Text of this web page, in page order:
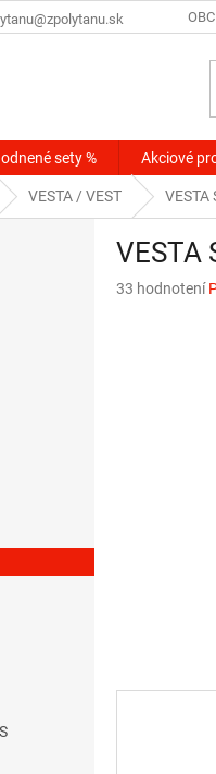
sety % Akciové
VESTA / VEST VESTA
VESTA
Priemerné
33 hodnotení